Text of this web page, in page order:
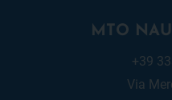
MTO
+39
Via